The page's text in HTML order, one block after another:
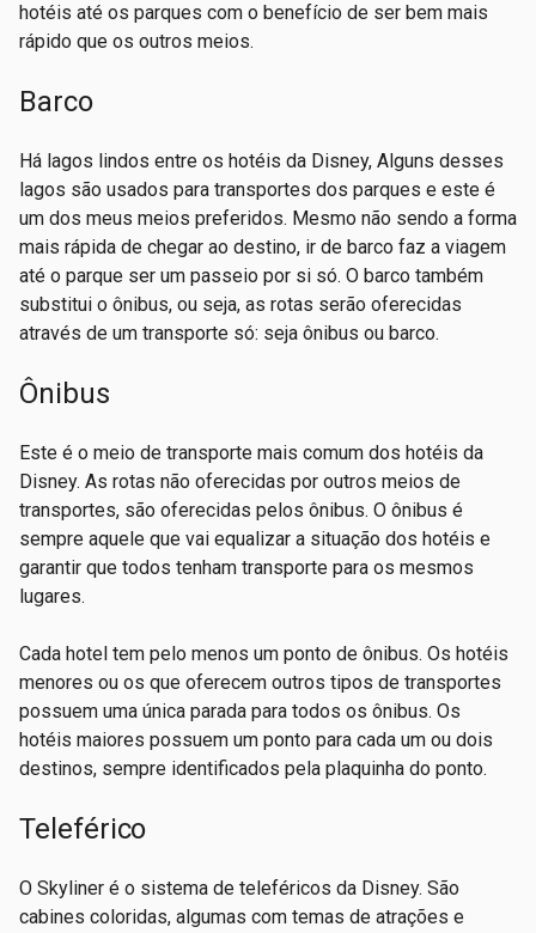
hotéis até os parques com o benefício de ser bem mais
rápido que os outros meios.
Barco
Há lagos lindos entre os hotéis da Disney, Alguns desses
lagos são usados para transportes dos parques e este é
um dos meus meios preferidos. Mesmo não sendo a forma
mais rápida de chegar ao destino, ir de barco faz a viagem
até o parque ser um passeio por si só. O barco também
substitui o ônibus, ou seja, as rotas serão oferecidas
através de um transporte só: seja ônibus ou barco.
Ônibus
Este é o meio de transporte mais comum dos hotéis da
Disney. As rotas não oferecidas por outros meios de
transportes, são oferecidas pelos ônibus. O ônibus é
sempre aquele que vai equalizar a situação dos hotéis e
garantir que todos tenham transporte para os mesmos
lugares.
Cada hotel tem pelo menos um ponto de ônibus. Os hotéis
menores ou os que oferecem outros tipos de transportes
possuem uma única parada para todos os ônibus. Os
hotéis maiores possuem um ponto para cada um ou dois
destinos, sempre identificados pela plaquinha do ponto.
Teleférico
O Skyliner é o sistema de teleféricos da Disney. São
cabines coloridas, algumas com temas de atrações e